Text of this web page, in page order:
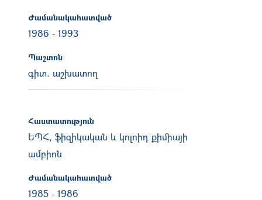
Ժամանակահատված
1986 - 1993
Պաշտոն
գիտ. աշխատող
Հաստատություն
ԵՊՀ, ֆիզիկական և կոլոիդ քիմիայի
ամբիոն
Ժամանակահատված
1985 - 1986